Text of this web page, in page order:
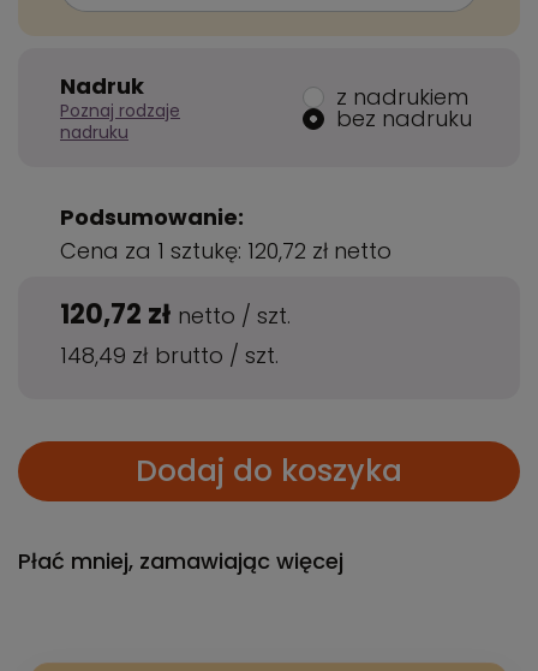
Nadruk
Poznaj rodzaje
nadruku
z nadrukiem
bez nadruku
Podsumowanie:
Cena za 1 sztukę: 120,72 zł netto
120,72 zł netto / szt.
148,49 zł brutto / szt.
Dodaj do koszyka
Płać mniej, zamawiając więcej